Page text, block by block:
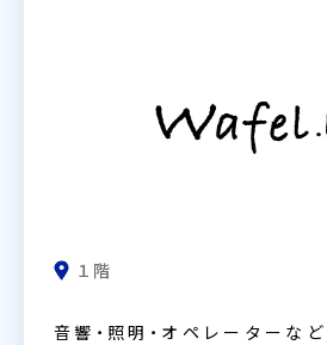
１階
音響・照明・オペレーターな